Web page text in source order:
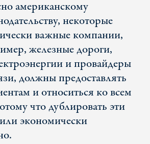
американскому
некоторые
важные компании,
железные дороги,
и провайдеры
должны предоставлять
и относиться ко всем
что дублировать эти
экономически